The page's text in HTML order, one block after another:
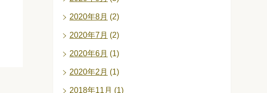
2020年8月 (2)
2020年7月 (2)
2020年6月 (1)
2020年2月 (1)
2018年11月 (1)